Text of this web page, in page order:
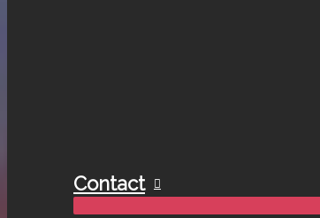
Contact